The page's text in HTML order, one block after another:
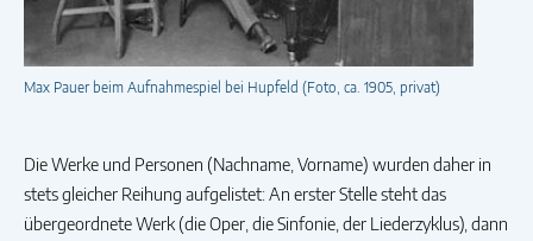
Max Pauer beim Aufnahmespiel bei Hupfeld (Foto, ca. 1905, privat)
Die Werke und Personen (Nachname, Vorname) wurden daher in
stets gleicher Reihung aufgelistet: An erster Stelle steht das
übergeordnete Werk (die Oper, die Sinfonie, der Liederzyklus), dann